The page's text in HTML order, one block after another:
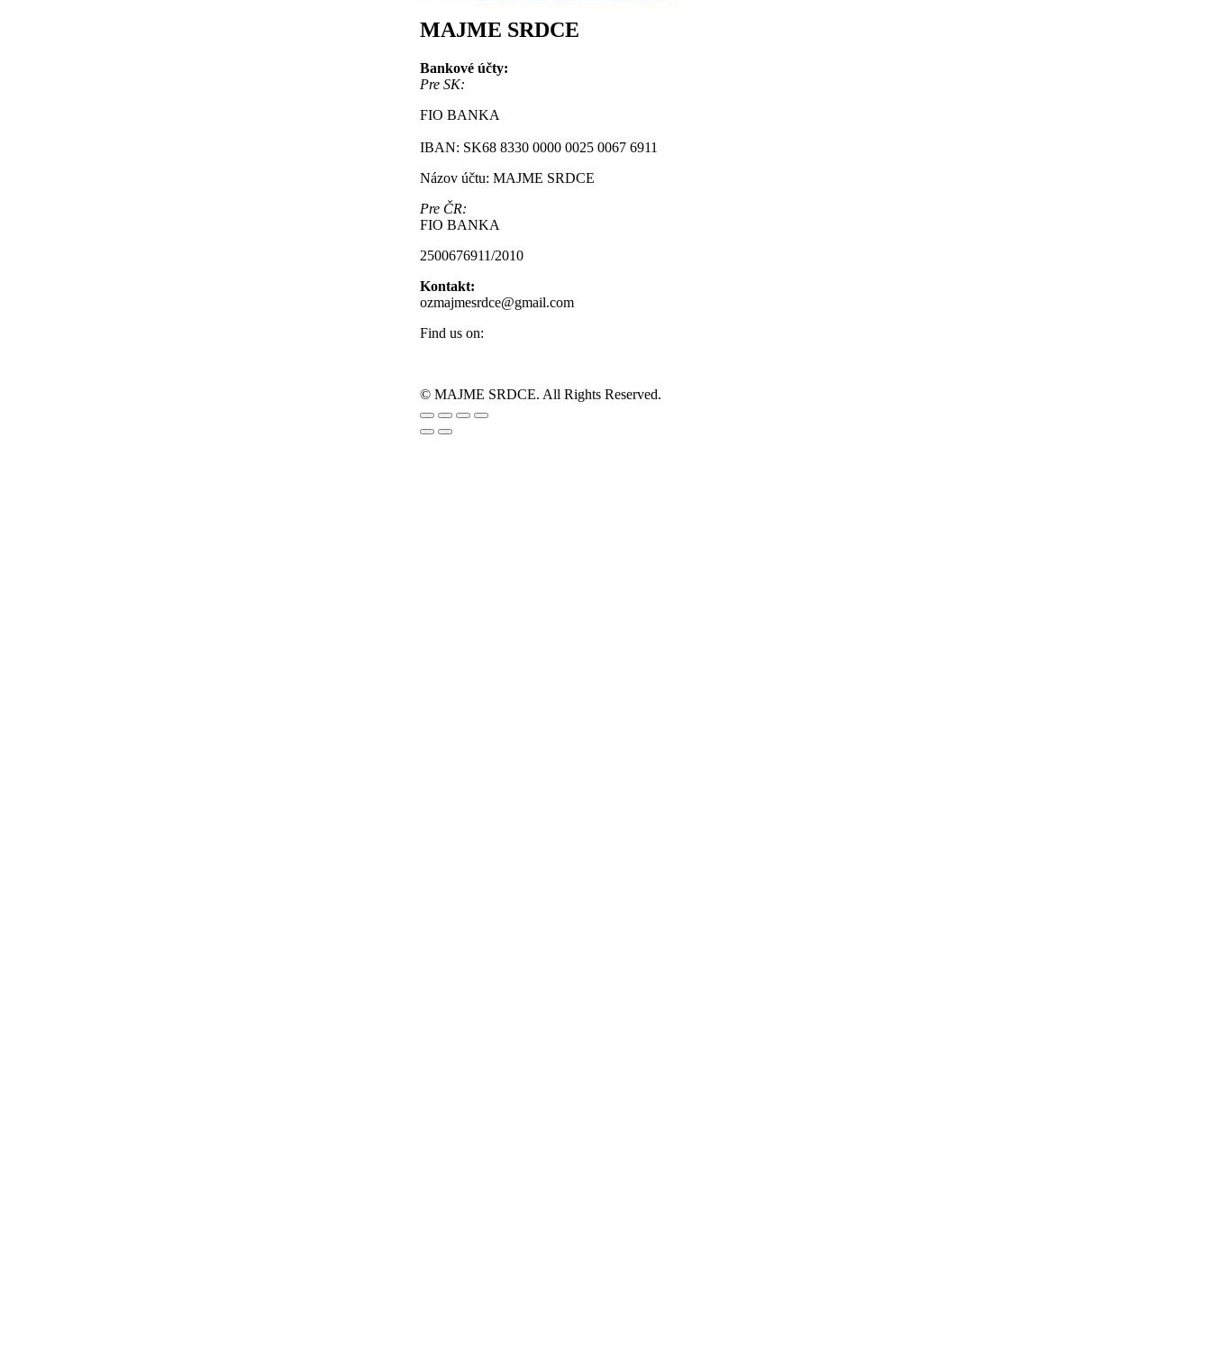
MAJME SRDCE
Bankové účty:
Pre SK:
FIO BANKA
IBAN: SK68 8330 0000 0025 0067 6911
Názov účtu: MAJME SRDCE
Pre ČR:
FIO BANKA
2500676911/2010
Kontakt:
ozmajmesrdce@gmail.com
Find us on:
opens
in
new
opens
in
new
© MAJME SRDCE. All Rights Reserved.
Go
to